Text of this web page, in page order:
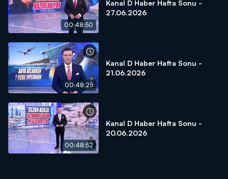
00:48:50
Kanal D Haber Hafta Sonu -
27.06.2026
00:48:25
Kanal D Haber Hafta Sonu -
21.06.2026
00:48:52
Kanal D Haber Hafta Sonu -
20.06.2026